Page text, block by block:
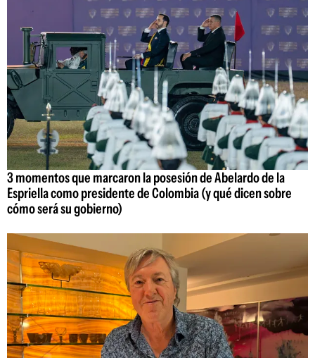
3 momentos que marcaron la posesión de Abelardo de la
Espriella como presidente de Colombia (y qué dicen sobre
cómo será su gobierno)